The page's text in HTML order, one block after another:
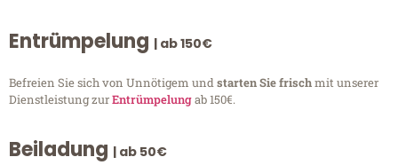
Entrümpelung | ab 150€
Befreien Sie sich von Unnötigem undstarten Sie frischmit unserer
Dienstleistung zurEntrümpelungab 150€.
Beiladung | ab 50€